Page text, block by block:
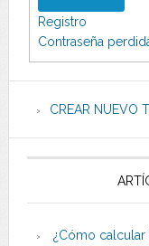
Registro
Contraseña
CREAR NUEVO
¿Cómo